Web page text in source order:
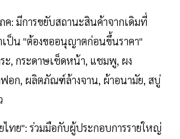
: มีการขยับสถานะสินค้าจากเดิมที่
เป็น "ต้องขออนุญาตก่อนขึ้นราคา"
ะ, กระดาษเช็ดหน้า, แชมพู, ผง
อก, ผลิตภัณฑ์ล้างจาน, ผ้าอนามัย, สบู่
ไทย": ร่วมมือกับผู้ประกอบการรายใหญ่